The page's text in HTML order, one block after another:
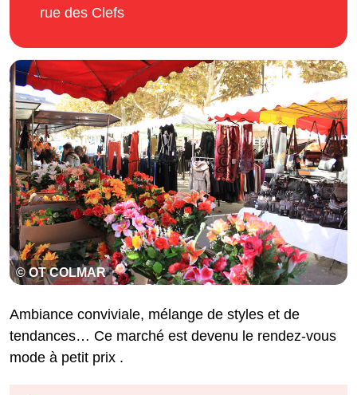
rue des Clefs
© OT COLMAR
Ambiance conviviale, mélange de styles et de
tendances… Ce marché est devenu le rendez-vous
mode à petit prix .